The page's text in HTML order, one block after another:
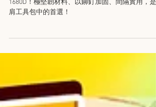
再提升！新一代 1680D 單
肩工具包，得偉百川聚寶